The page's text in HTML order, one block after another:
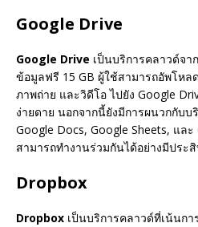
Google Drive
Google Drive เป็นบริการคลาวด์จา
ข้อมูลฟรี 15 GB ผู้ใช้สามารถอัพโหล
ภาพถ่าย และวิดีโอ ไปยัง Google
ง่ายดาย นอกจากนี้ยังมีการผนวกกับบ
Google Docs, Google Sheets, แล
สามารถทำงานร่วมกันได้อย่างมีประ
Dropbox
Dropbox เป็นบริการคลาวด์ที่เน้นก